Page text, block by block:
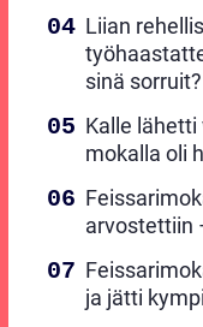
Liian
sinä sorruit?
Kalle
mokalla oli
arvostettiin
ja jätti